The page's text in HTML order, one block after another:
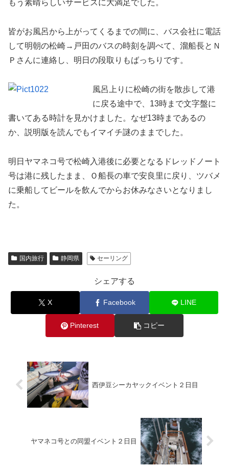
もう素晴らしいサービスに大満足でした。
皆がお風呂から上がってくるまでの間に、バス会社に電話
して明朝の松崎→戸田のバスの時刻を調べて、溜船長とＮ
Ｐさんに連絡し、明日の段取りもばっちりです。
風呂上りに松崎の街を散歩して港
に戻る途中で、13時まで文字盤に
書いてある時計を見かけました。なぜ13時まであるの
か、説明版を読んでもイマイチ謎のままでした。
明日ヤマネコ号で松崎入港後に必要となるドレッドノート
号は港に残したまま、Ｏ船長の車で安良里に戻り、ツバメ
に乗船してビールを飲んでからお休みなさいとなりまし
た。
国内旅行 静岡県 セーリング
シェアする
X Facebook LINE
Pinterest コピー
西伊豆シーカヤックイベント２日目
ヤマネコ号との同盟イベント２日目